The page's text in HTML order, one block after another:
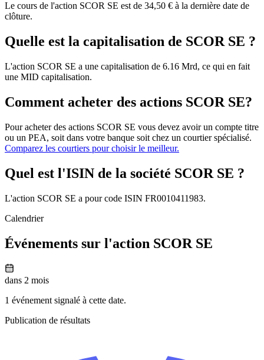
Le cours de l'action SCOR SE est de 34,50 € à la dernière date de
clôture.
Quelle est la capitalisation de SCOR SE ?
L'action SCOR SE a une capitalisation de 6.16 Mrd, ce qui en fait
une MID capitalisation.
Comment acheter des actions SCOR SE?
Pour acheter des actions SCOR SE vous devez avoir un compte titre
ou un PEA, soit dans votre banque soit chez un courtier spécialisé.
Comparez les courtiers pour choisir le meilleur.
Quel est l'ISIN de la société SCOR SE ?
L'action SCOR SE a pour code ISIN FR0010411983.
Calendrier
Événements sur l'action SCOR SE
dans 2 mois
1 événement signalé à cette date.
Publication de résultats